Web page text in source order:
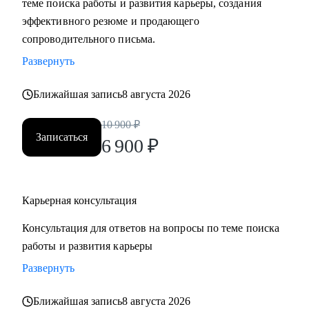
• Составить «продающее» резюме (самостоятельно
формата
• Выбрать между несколькими предложениями о работе и
Кому могу помочь:
Руководителям и специалистам из сфер производства, с/х,
сервисов и из госструктур по функциям:
• Административный блок (финансы, юриспруденция, HR,
ОТиТБ, СБ, ПТО, АХО, GR, секретариат, сметно-
договорная работа)
• Производственно-технический блок, строительство
теме поиска работы и развития карьеры, создания
эффективного резюме и продающего
сопроводительного письма.
Развернуть
Ближайшая запись8 августа 2026
Записаться
10 900 ₽
6 900 ₽
Карьерная консультация
Консультация для ответов на вопросы по теме поиска
работы и развития карьеры
Развернуть
Ближайшая запись8 августа 2026